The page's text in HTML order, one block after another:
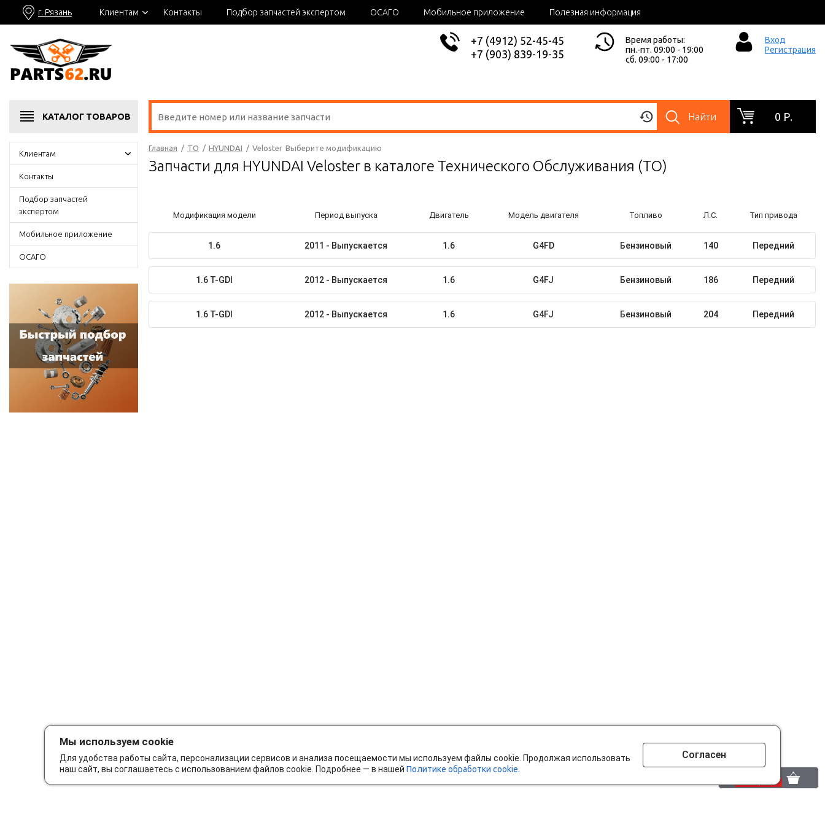
г. Рязань Клиентам Контакты Подбор запчастей экспертом ОСАГО Мобильное приложение Полезная информация
+7 (4912) 52-45-45
+7 (903) 839-19-35
Время работы:
пн.-пт. 09:00 - 19:00
сб. 09:00 - 17:00
Вход
Регистрация
КАТАЛОГ ТОВАРОВ Найти 0 Р.
Клиентам
Контакты
Подбор запчастей
экспертом
Мобильное приложение
ОСАГО
Главная / ТО / HYUNDAI / Veloster Выберите модификацию
Запчасти для HYUNDAI Veloster в каталоге Технического Обслуживания (ТО)
Модификация модели Период выпуска Двигатель Модель двигателя Топливо Л.С. Тип привода
1.6 2011 - Выпускается 1.6 G4FD Бензиновый 140 Передний
1.6 T-GDI 2012 - Выпускается 1.6 G4FJ Бензиновый 186 Передний
1.6 T-GDI 2012 - Выпускается 1.6 G4FJ Бензиновый 204 Передний
Мы используем cookie
Для удобства работы сайта, персонализации сервисов и анализа посещаемости мы используем файлы cookie. Продолжая использовать
наш сайт, вы соглашаетесь с использованием файлов cookie. Подробнее — в нашей Политике обработки cookie.
Согласен